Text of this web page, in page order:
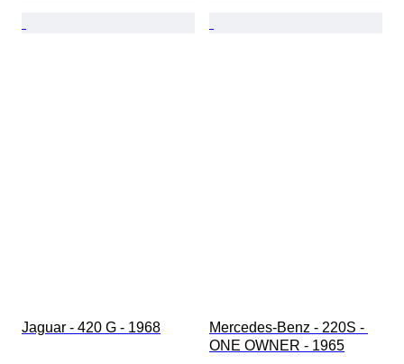
Jaguar - 420 G - 1968
Mercedes-Benz - 220S -
ONE OWNER - 1965